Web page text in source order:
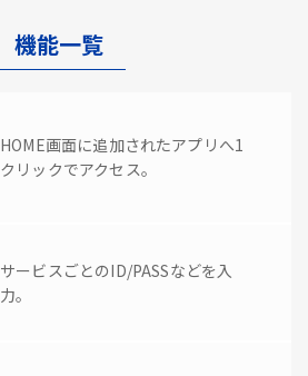
機能一覧
HOME画面に追加されたアプリへ1
クリックでアクセス。
サービスごとのID/PASSなどを入
力。